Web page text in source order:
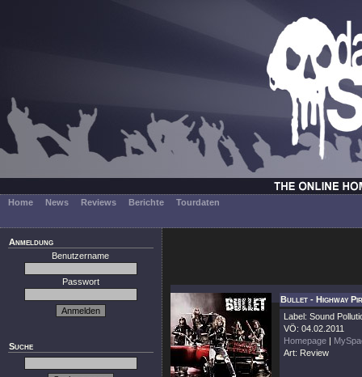
Home News Reviews Berichte Tourdaten
Anmeldung
Benutzername
Passwort
Suche
Bullet - Highway
Label: Sound
VÖ: 04.02.2011
Homepage |
Art: Review